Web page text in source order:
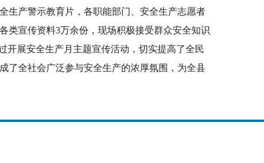
生产警示教育片，各职能部门、安全生产志愿者
类宣传资料3万余份，现场积极接受群众安全知识
开展安全生产月主题宣传活动，切实提高了全民
了全社会广泛参与安全生产的浓厚氛围，为全县